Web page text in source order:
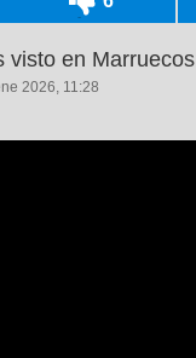
visto en Marruecos
2026, 11:28